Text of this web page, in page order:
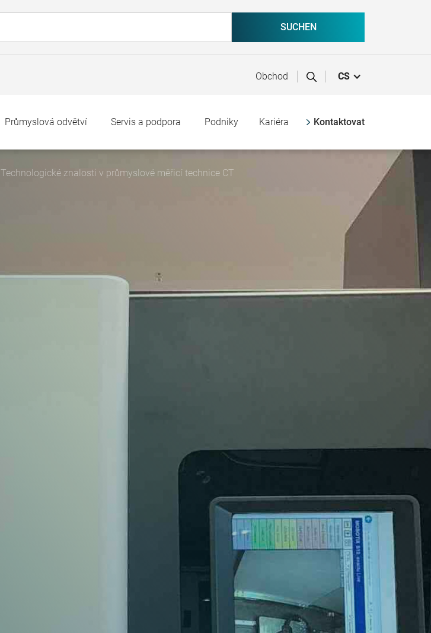
Obchod CS
Průmyslová odvětví Servis a podpora Podniky Kariéra Kontaktovat
Technologické znalosti v průmyslové měřicí technice CT